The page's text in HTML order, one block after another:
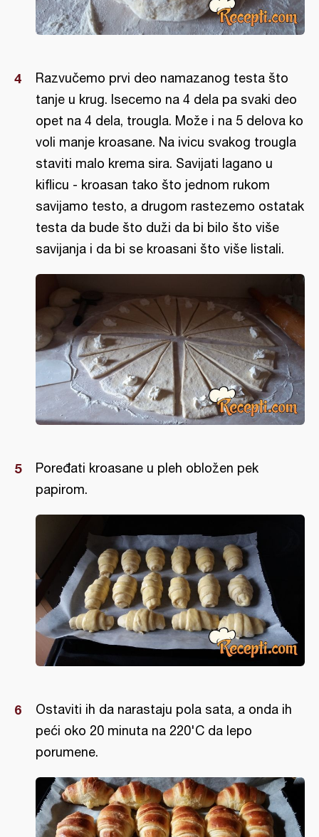
Razvučemo prvi deo namazanog testa što
tanje u krug. Isecemo na 4 dela pa svaki deo
opet na 4 dela, trougla. Može i na 5 delova ko
voli manje kroasane. Na ivicu svakog trougla
staviti malo krema sira. Savijati lagano u
kiflicu - kroasan tako što jednom rukom
savijamo testo, a drugom rastezemo ostatak
testa da bude što duži da bi bilo što više
savijanja i da bi se kroasani što više listali.
Poređati kroasane u pleh obložen pek
papirom.
Ostaviti ih da narastaju pola sata, a onda ih
peći oko 20 minuta na 220'C da lepo
porumene.